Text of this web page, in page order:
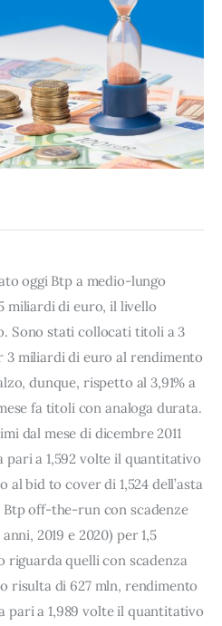
oggi Btp a medio-lungo
miliardi di euro, il livello
Sono stati collocati titoli a 3
3 miliardi di euro al rendimento
dunque, rispetto al 3,91% a
fa titoli con analoga durata.
dal mese di dicembre 2011
pari a 1,592 volte il quantitativo
bid to cover di 1,524 dell’asta
Btp off-the-run con scadenze
2019 e 2020) per 1,5
riguarda quelli con scadenza
risulta di 627 mln, rendimento
pari a 1,989 volte il quantitativo